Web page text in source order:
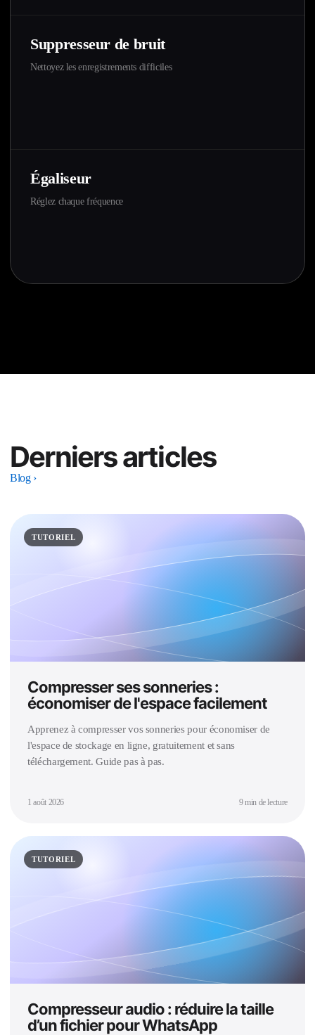
Suppresseur de bruit
Nettoyez les enregistrements difficiles
Égaliseur
Réglez chaque fréquence
Derniers articles
Blog ›
TUTORIEL
Compresser ses sonneries :
économiser de l'espace facilement
Apprenez à compresser vos sonneries pour économiser de
l'espace de stockage en ligne, gratuitement et sans
téléchargement. Guide pas à pas.
1 août 2026 9 min de lecture
TUTORIEL
Compresseur audio : réduire la taille
d’un fichier pour WhatsApp